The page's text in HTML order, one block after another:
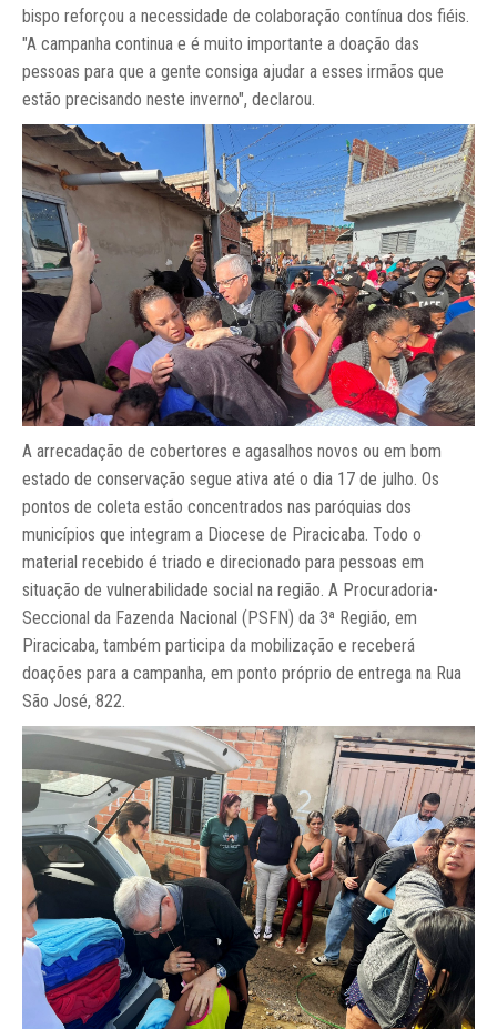
bispo reforçou a necessidade de colaboração contínua dos fiéis.
"A campanha continua e é muito importante a doação das
pessoas para que a gente consiga ajudar a esses irmãos que
estão precisando neste inverno", declarou.
A arrecadação de cobertores e agasalhos novos ou em bom
estado de conservação segue ativa até o dia 17 de julho. Os
pontos de coleta estão concentrados nas paróquias dos
municípios que integram a Diocese de Piracicaba. Todo o
material recebido é triado e direcionado para pessoas em
situação de vulnerabilidade social na região. A Procuradoria-
Seccional da Fazenda Nacional (PSFN) da 3ª Região, em
Piracicaba, também participa da mobilização e receberá
doações para a campanha, em ponto próprio de entrega na Rua
São José, 822.